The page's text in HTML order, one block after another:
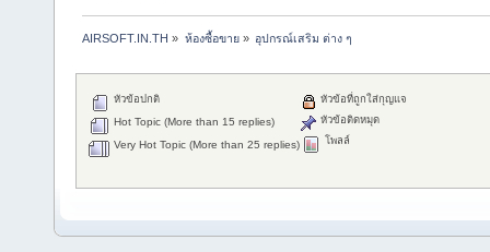
AIRSOFT.IN.TH » ห้องซื้อขาย» อุปกรณ์เสริม ต่าง ๆ
หัวข้อปกติ
Hot Topic (More than 15 replies)
Very Hot Topic (More than 25 replies)
หัวข้อที่ถูกใส่กุญแจ
หัวข้อติดหมุด
โพลล์